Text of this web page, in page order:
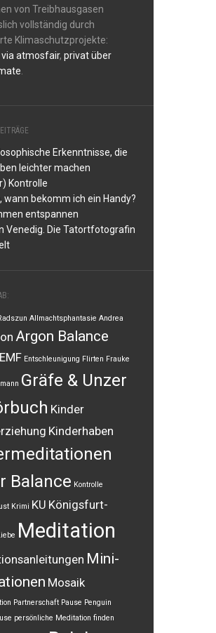
von Treibhausgasen
vollständig durch
Klimaschutzprojekte:
via atmosfair, privat über
Erkenntnisse, die
leichter machen
Kontrolle
wann bekomm ich ein Handy?
entspannen
Venedig. Die Tatortfotografin
Allmachtsphantasie Andrea
Argon Balance
EMF Entschleunigung Flirten Frauke
Gräfe & Unzer
Kinder
Kinderhaben
Balance Kontrolle
Krimi KU Königsfurt-
Meditation
Mini-
Mosaik
Partnerschaft Pause Penguin
persönliche Meditation finden